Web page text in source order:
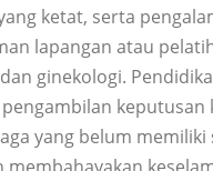
ketat, serta
lapangan atau
ginekologi.
yang belum